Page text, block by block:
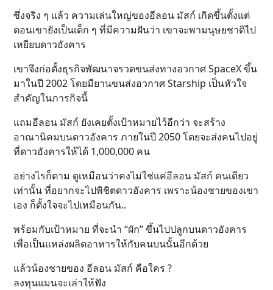
ซึ่งจริง ๆ แล้ว ความเล่นใหญ่ของอีลอน มัสก์ เกิดขึ้นตั้งแต่
ตอนเขายังเป็นเด็ก ๆ ที่มีความฝันว่า เขาจะพามนุษยชาติไป
เหยียบดาวอังคาร
เขาจึงก่อตั้งธุรกิจพัฒนาจรวดขนส่งทางอวกาศ SpaceX ขึ้น
มาในปี 2002 โดยมียานขนส่งอวกาศ Starship เป็นหัวใจ
สำคัญในภารกิจนี้
แถมอีลอน มัสก์ ยังเคยตั้งเป้าหมายไว้อีกว่า จะสร้าง
อาณานิคมบนดาวอังคาร ภายในปี 2050 โดยจะส่งคนไปอยู่
ที่ดาวอังคารให้ได้ 1,000,000 คน
อย่างไรก็ตาม ดูเหมือนว่าคงไม่ใช่แค่อีลอน มัสก์ คนเดียว
เท่านั้น ที่อยากจะไปพิชิตดาวอังคาร เพราะน้องชายของเขา
เอง ก็ตั้งใจจะไปเหมือนกัน..
พร้อมกับเป้าหมาย ที่จะนำ “ผัก” ขึ้นไปปลูกบนดาวอังคาร
เพื่อเป็นแหล่งผลิตอาหารให้กับคนบนนั้นอีกด้วย
แล้วน้องชายของ อีลอน มัสก์ คือใคร ?
ลงทุนแมนจะเล่าให้ฟัง